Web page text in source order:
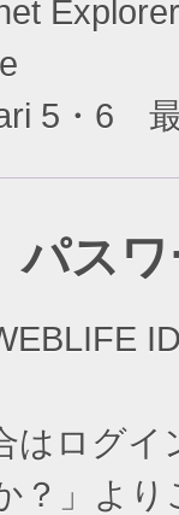
5・6
パス
ログイ
？」よ